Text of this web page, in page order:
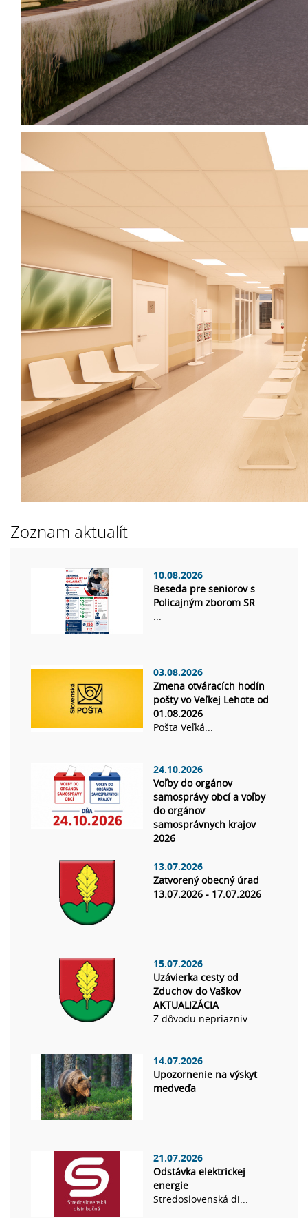
Zoznam aktualít
10.08.2026
Beseda pre seniorov s
Policajným zborom SR
...
03.08.2026
Zmena otváracích hodín
pošty vo Veľkej Lehote od
01.08.2026
Pošta Veľká...
24.10.2026
Voľby do orgánov
samosprávy obcí a voľby
do orgánov
samosprávnych krajov
2026
13.07.2026
Zatvorený obecný úrad
13.07.2026 - 17.07.2026
15.07.2026
Uzávierka cesty od
Zduchov do Vaškov
AKTUALIZÁCIA
Z dôvodu nepriazniv...
14.07.2026
Upozornenie na výskyt
medveďa
21.07.2026
Odstávka elektrickej
energie
Stredoslovenská di...